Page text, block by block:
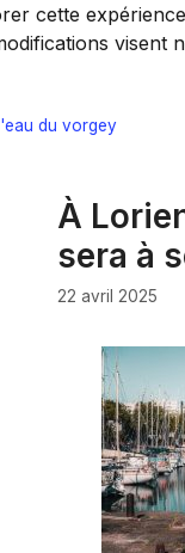
cette
visent
du vorgey
À
sera à
22 avril 2025